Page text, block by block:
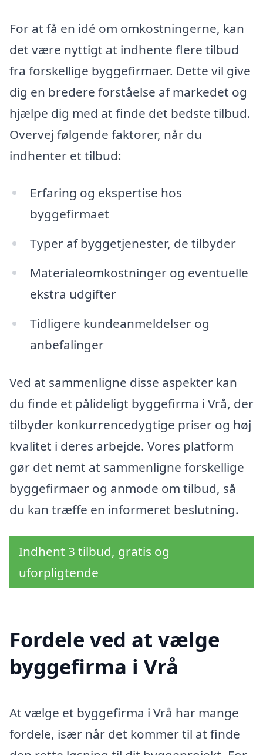
For at få en idé om omkostningerne, kan
det være nyttigt at indhente flere tilbud
fra forskellige byggefirmaer. Dette vil give
dig en bredere forståelse af markedet og
hjælpe dig med at finde det bedste tilbud.
Overvej følgende faktorer, når du
indhenter et tilbud:
Erfaring og ekspertise hos
byggefirmaet
Typer af byggetjenester, de tilbyder
Materialeomkostninger og eventuelle
ekstra udgifter
Tidligere kundeanmeldelser og
anbefalinger
Ved at sammenligne disse aspekter kan
du finde et pålideligt byggefirma i Vrå, der
tilbyder konkurrencedygtige priser og høj
kvalitet i deres arbejde. Vores platform
gør det nemt at sammenligne forskellige
byggefirmaer og anmode om tilbud, så
du kan træffe en informeret beslutning.
Indhent 3 tilbud, gratis og
uforpligtende
Fordele ved at vælge
byggefirma i Vrå
At vælge et byggefirma i Vrå har mange
fordele, især når det kommer til at finde